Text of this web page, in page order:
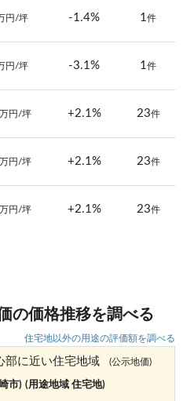
円/坪 -1.4% 1件
円/坪 -3.1% 1件
万円/坪 +2.1% 23件
万円/坪 +2.1% 23件
万円/坪 +2.1% 23件
の価格推移を調べる
住宅地以外の用途の評価額を調べる
部に近い住宅地域 (公示地価)
市) (用途地域 住宅地)